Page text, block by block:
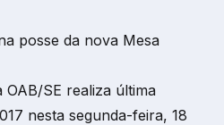
posse da nova Mesa
OAB/SE realiza última
nesta segunda-feira, 18